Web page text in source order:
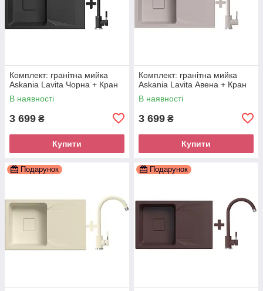
Комплект: гранітна мийка
Askania Lavita Чорна + Кран
В наявності
3 699 ₴
Купити
Комплект: гранітна мийка
Askania Lavita Авена + Кран
В наявності
3 699 ₴
Купити
Подарунок Подарунок